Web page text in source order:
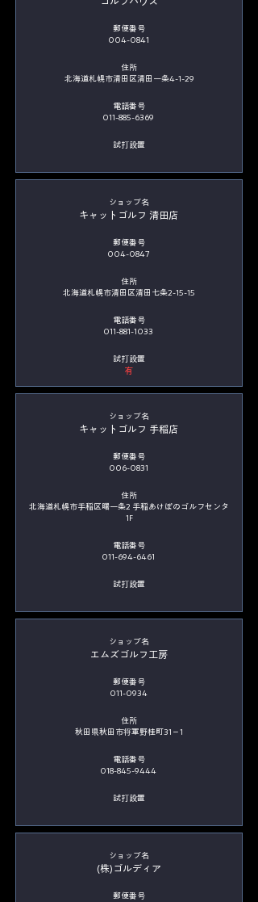
郵便番号
004-0841
住所
北海道札幌市清田区清田一条4-1-29
電話番号
011-885-6369
​試打設置
​ショップ名
キャットゴルフ 清田店
郵便番号
004-0847
住所
北海道札幌市清田区清田七条2-15-15
電話番号
011-881-1033
​試打設置
有
​ショップ名
キャットゴルフ 手稲店
郵便番号
006-0831
住所
北海道札幌市手稲区曙一条2 手稲あけぼのゴルフセンタ
1F
電話番号
011-694-6461
​試打設置
​ショップ名
エムズゴルフ工房
郵便番号
011-0934
住所
秋田県秋田市将軍野桂町31－1
電話番号
018-845-9444
​試打設置
​ショップ名
(株)ゴルディア
郵便番号